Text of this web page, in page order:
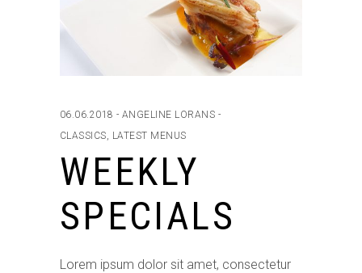
06.06.2018
ANGELINE LORANS
CLASSICS, LATEST MENUS
WEEKLY
SPECIALS
Lorem ipsum dolor sit amet, consectetur